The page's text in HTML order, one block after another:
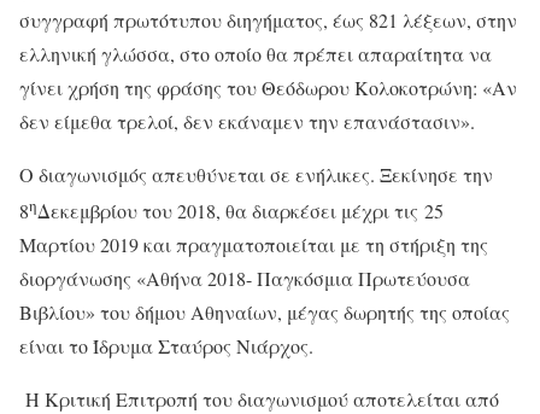
συγγραφή πρωτότυπου διηγήματος, έως 821 λέξεων, στην
ελληνική γλώσσα, στο οποίο θα πρέπει απαραίτητα να
γίνει χρήση της φράσης του Θεόδωρου Κολοκοτρώνη: «Αν
δεν είμεθα τρελοί, δεν εκάναμεν την επανάστασιν».
Ο διαγωνισμός απευθύνεται σε ενήλικες. Ξεκίνησε την
8ηΔεκεμβρίου του 2018, θα διαρκέσει μέχρι τις 25
Μαρτίου 2019 και πραγματοποιείται με τη στήριξη της
διοργάνωσης «Αθήνα 2018- Παγκόσμια Πρωτεύουσα
Βιβλίου» του δήμου Αθηναίων, μέγας δωρητής της οποίας
είναι το Ίδρυμα Σταύρος Νιάρχος.
Η Κριτική Επιτροπή του διαγωνισμού αποτελείται από